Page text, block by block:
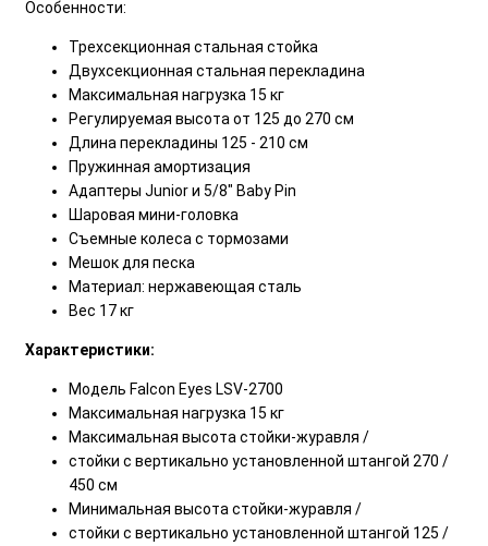
Особенности:
Трехсекционная стальная стойка
Двухсекционная стальная перекладина
Максимальная нагрузка 15 кг
Регулируемая высота от 125 до 270 см
Длина перекладины 125 - 210 см
Пружинная амортизация
Адаптеры Junior и 5/8" Baby Pin
Шаровая мини-головка
Съемные колеса с тормозами
Мешок для песка
Материал: нержавеющая сталь
Вес 17 кг
Характеристики:
Модель Falcon Eyes LSV-2700
Максимальная нагрузка 15 кг
Максимальная высота стойки-журавля /
стойки с вертикально установленной штангой 270 /
450 см
Минимальная высота стойки-журавля /
стойки с вертикально установленной штангой 125 /